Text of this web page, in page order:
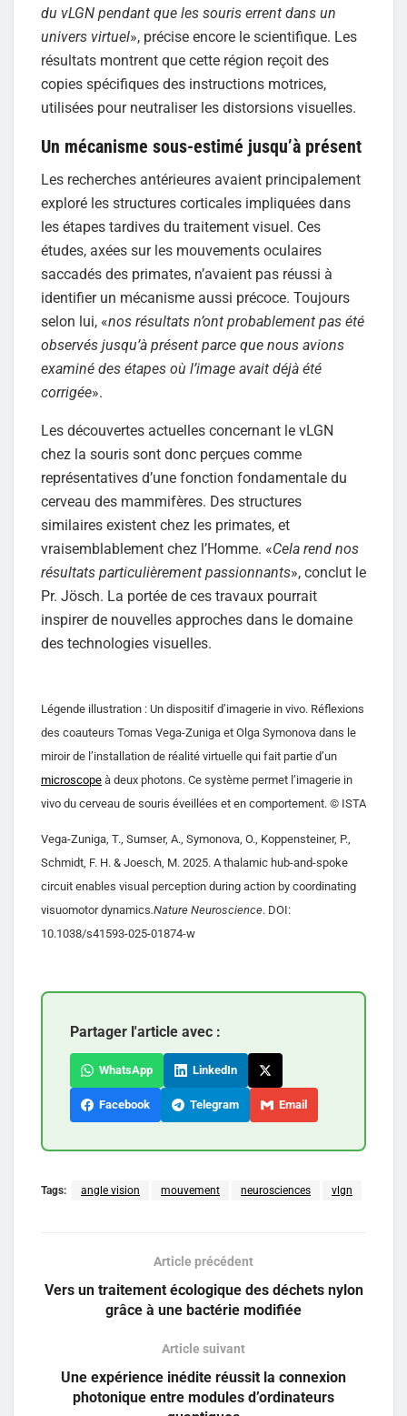
du vLGN pendant que les souris errent dans un
univers virtuel», précise encore le scientifique. Les
résultats montrent que cette région reçoit des
copies spécifiques des instructions motrices,
utilisées pour neutraliser les distorsions visuelles.
Un mécanisme sous-estimé jusqu’à présent
Les recherches antérieures avaient principalement
exploré les structures corticales impliquées dans
les étapes tardives du traitement visuel. Ces
études, axées sur les mouvements oculaires
saccadés des primates, n’avaient pas réussi à
identifier un mécanisme aussi précoce. Toujours
selon lui, «nos résultats n’ont probablement pas été
observés jusqu’à présent parce que nous avions
examiné des étapes où l’image avait déjà été
corrigée».
Les découvertes actuelles concernant le vLGN
chez la souris sont donc perçues comme
représentatives d’une fonction fondamentale du
cerveau des mammifères. Des structures
similaires existent chez les primates, et
vraisemblablement chez l’Homme. «Cela rend nos
résultats particulièrement passionnants», conclut le
Pr. Jösch. La portée de ces travaux pourrait
inspirer de nouvelles approches dans le domaine
des technologies visuelles.
Légende illustration : Un dispositif d’imagerie in vivo. Réflexions
des coauteurs Tomas Vega-Zuniga et Olga Symonova dans le
miroir de l’installation de réalité virtuelle qui fait partie d’un
microscope à deux photons. Ce système permet l’imagerie in
vivo du cerveau de souris éveillées et en comportement. © ISTA
Vega-Zuniga, T., Sumser, A., Symonova, O., Koppensteiner, P.,
Schmidt, F. H. & Joesch, M. 2025. A thalamic hub-and-spoke
circuit enables visual perception during action by coordinating
visuomotor dynamics.Nature Neuroscience. DOI:
10.1038/s41593-025-01874-w
Partager l'article avec :
WhatsApp LinkedIn
Facebook Telegram Email
Tags: angle vision mouvement neurosciences vlgn
Article précédent
Vers un traitement écologique des déchets nylon
grâce à une bactérie modifiée
Article suivant
Une expérience inédite réussit la connexion
photonique entre modules d’ordinateurs